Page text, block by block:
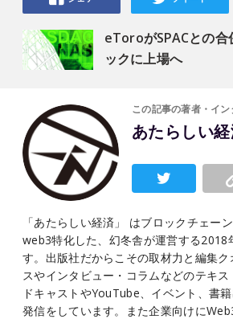
eToroがSPACとの合
ックに上場へ
この記事の著者・イ
あたらしい
「あたらしい経済」 はブロックチェー
web3特化した、幻冬舎が運営する2018
す。出版社だからこその取材力と編集
スやインタビュー・コラムなどのテキ
ドキャストやYouTube、イベント、書
発信をしています。また企業向けに